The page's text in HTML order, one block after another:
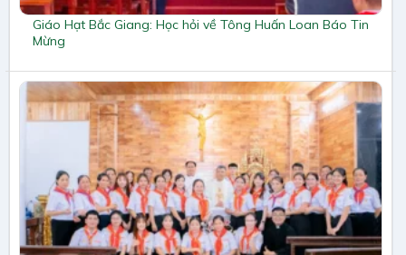
Giáo Hạt Bắc Giang: Học hỏi về Tông Huấn Loan Báo Tin
Mừng